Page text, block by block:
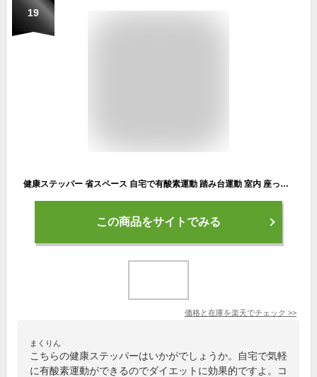
19
健康ステッパー 省スペース 自宅で有酸素運動 踏み台運動 室内 座ったまま エクササイズマシン ダイエット器具 有酸素運動 室内昇降 雨の日でもウォーキング 座ったまま運動 静音 フィットネス 健康 器具 室内 運動器具 脂肪燃焼 宅トレ ステップ台 お腹 ダイエット
この商品をサイトでみる
価格と在庫を楽天でチェック >>
まくりん
こちらの健康ステッパーはいかがでしょうか。自宅で気軽
に有酸素運動ができるのでダイエットに効果的ですよ。コ